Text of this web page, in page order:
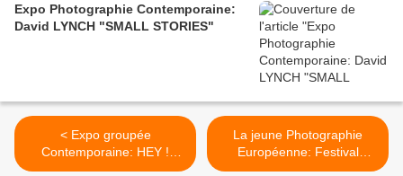
Expo Photographie Contemporaine:
David LYNCH "SMALL STORIES"
< Expo groupée
Contemporaine: HEY !
Modern Art and Pop Culture
La jeune Photographie
Européenne: Festival
Circulation 2012 >